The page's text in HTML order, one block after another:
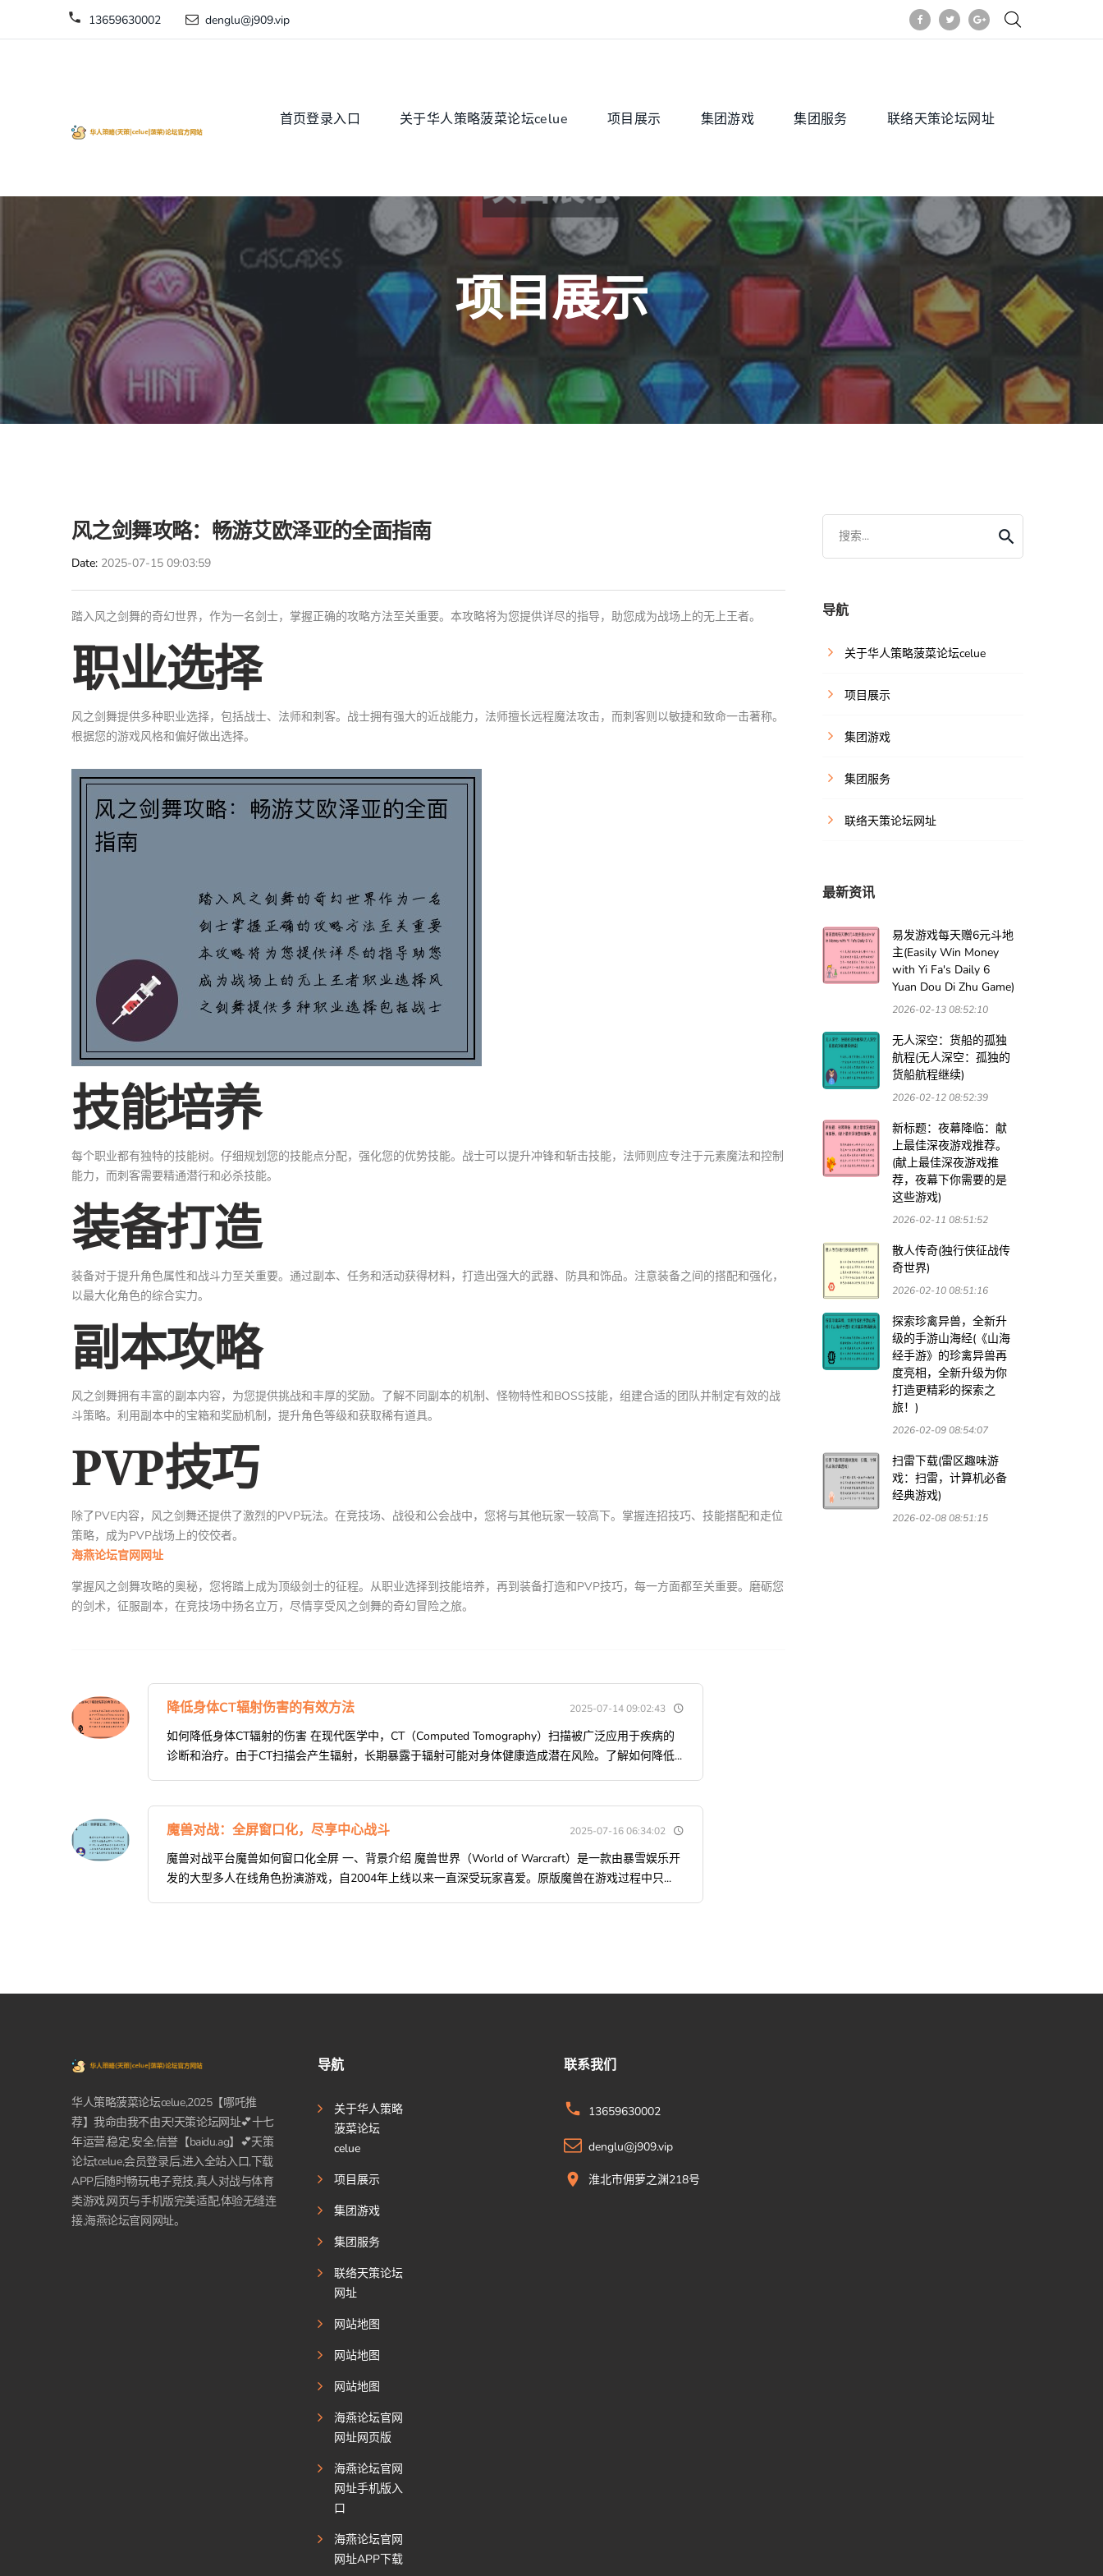
13659630002 denglu@j909.vip
首页登录入口 关于华人策略菠菜论坛celue 项目展示 集团游戏 集团服务 联络天策论坛网址
项目展示
风之剑舞攻略：畅游艾欧泽亚的全面指南
Date 2025-07-15 09:03:59
踏入风之剑舞的奇幻世界，作为一名剑士，掌握正确的攻略方法至关重要。本攻略将为您提供详尽的指导，助您成为战场上的无上王者。
职业选择
风之剑舞提供多种职业选择，包括战士、法师和刺客。战士拥有强大的近战能力，法师擅长远程魔法攻击，而刺客则以敏捷和致命一击著称。
根据您的游戏风格和偏好做出选择。
技能培养
每个职业都有独特的技能树。仔细规划您的技能点分配，强化您的优势技能。战士可以提升冲锋和斩击技能，法师则应专注于元素魔法和控制
能力，而刺客需要精通潜行和必杀技能。
装备打造
装备对于提升角色属性和战斗力至关重要。通过副本、任务和活动获得材料，打造出强大的武器、防具和饰品。注意装备之间的搭配和强化，
以最大化角色的综合实力。
副本攻略
风之剑舞拥有丰富的副本内容，为您提供挑战和丰厚的奖励。了解不同副本的机制、怪物特性和BOSS技能，组建合适的团队并制定有效的战
斗策略。利用副本中的宝箱和奖励机制，提升角色等级和获取稀有道具。
PVP技巧
除了PVE内容，风之剑舞还提供了激烈的PVP玩法。在竞技场、战役和公会战中，您将与其他玩家一较高下。掌握连招技巧、技能搭配和走位
策略，成为PVP战场上的佼佼者。
海燕论坛官网网址
掌握风之剑舞攻略的奥秘，您将踏上成为顶级剑士的征程。从职业选择到技能培养，再到装备打造和PVP技巧，每一方面都至关重要。磨砺您
的剑术，征服副本，在竞技场中扬名立万，尽情享受风之剑舞的奇幻冒险之旅。
降低身体CT辐射伤害的有效方法 2025-07-14 09:02:43
如何降低身体CT辐射的伤害 在现代医学中，CT（Computed Tomography）扫描被广泛应用于疾病的
诊断和治疗。由于CT扫描会产生辐射，长期暴露于辐射可能对身体健康造成潜在风险。了解如何降低...
魔兽对战：全屏窗口化，尽享中心战斗 2025-07-16 06:34:02
魔兽对战平台魔兽如何窗口化全屏 一、背景介绍 魔兽世界（World of Warcraft）是一款由暴雪娱乐开
发的大型多人在线角色扮演游戏，自2004年上线以来一直深受玩家喜爱。原版魔兽在游戏过程中只...
搜索...
导航
关于华人策略菠菜论坛celue
项目展示
集团游戏
集团服务
联络天策论坛网址
最新资讯
易发游戏每天赠6元斗地
主(Easily Win Money
with Yi Fa's Daily 6
Yuan Dou Di Zhu Game)
2026-02-13 08:52:10
无人深空：货船的孤独
航程(无人深空：孤独的
货船航程继续)
2026-02-12 08:52:39
新标题：夜幕降临：献
上最佳深夜游戏推荐。
(献上最佳深夜游戏推
荐，夜幕下你需要的是
这些游戏)
2026-02-11 08:51:52
散人传奇(独行侠征战传
奇世界)
2026-02-10 08:51:16
探索珍禽异兽，全新升
级的手游山海经(《山海
经手游》的珍禽异兽再
度亮相，全新升级为你
打造更精彩的探索之
旅！)
2026-02-09 08:54:07
扫雷下载(雷区趣味游
戏：扫雷，计算机必备
经典游戏)
2026-02-08 08:51:15
华人策略菠菜论坛celue,2025【哪吒推
荐】我命由我不由天!天策论坛网址💕十七
年运营,稳定,安全,信誉【baidu.ag】💕天策
论坛tcelue,会员登录后,进入全站入口,下载
APP后随时畅玩电子竞技,真人对战与体育
类游戏,网页与手机版完美适配,体验无缝连
接,海燕论坛官网网址。
导航
关于华人策略
菠菜论坛
celue
项目展示
集团游戏
集团服务
联络天策论坛
网址
网站地图
网站地图
网站地图
海燕论坛官网
网址网页版
海燕论坛官网
网址手机版入
口
海燕论坛官网
网址APP下载
联系我们
13659630002
denglu@j909.vip
淮北市佣萝之渊218号